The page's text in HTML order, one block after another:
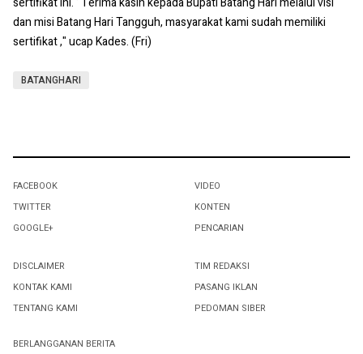
dan misi Batang Hari Tangguh, masyarakat kami sudah memiliki
sertifikat ," ucap Kades. (Fri)
BATANGHARI
FACEBOOK
TWITTER
GOOGLE+
VIDEO
KONTEN
PENCARIAN
DISCLAIMER
KONTAK KAMI
TENTANG KAMI
TIM REDAKSI
PASANG IKLAN
PEDOMAN SIBER
BERLANGGANAN BERITA